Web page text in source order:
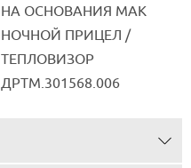
НА ОСНОВАНИЯ MAK
НОЧНОЙ ПРИЦЕЛ /
ТЕПЛОВИЗОР
ДРТМ.301568.006